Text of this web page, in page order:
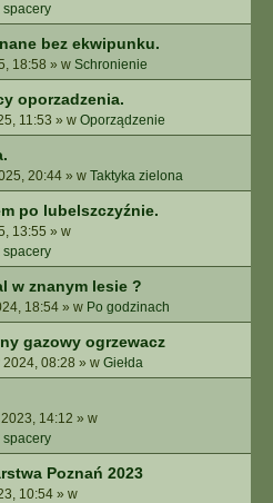
spacery
bez ekwipunku.
18:58 » w Schronienie
oporzadzenia.
11:53 » w Oporządzenie
20:44 » w Taktyka zielona
po lubelszczyźnie.
13:55 » w
spacery
w znanym lesie ?
18:54 » w Po godzinach
gazowy ogrzewacz
2024, 08:28 » w Giełda
14:12 » w
spacery
Poznań 2023
10:54 » w